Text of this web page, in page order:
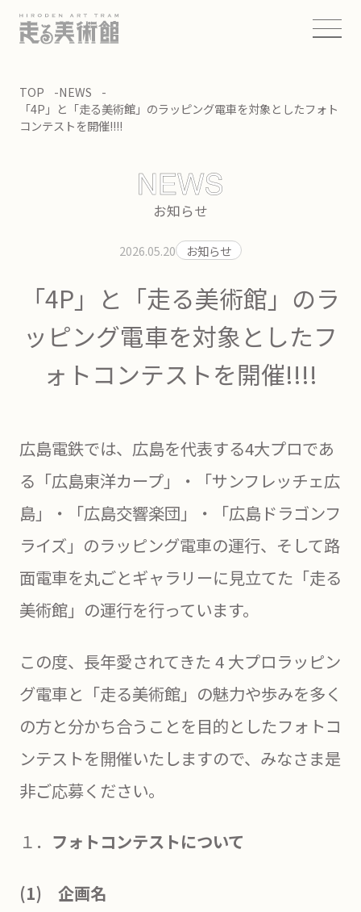
TOP
NEWS
「4P」と「走る美術館」のラッピング電車を対象としたフォト
コンテストを開催!!!!
お知らせ
2026.05.20 お知らせ
「4P」と「走る美術館」のラ
ッピング電車を対象としたフ
ォトコンテストを開催!!!!
広島電鉄では、広島を代表する4大プロであ
る「広島東洋カープ」・「サンフレッチェ広
島」・「広島交響楽団」・「広島ドラゴンフ
ライズ」のラッピング電車の運行、そして路
面電車を丸ごとギャラリーに見立てた「走る
美術館」の運行を行っています。
この度、長年愛されてきた 4 大プロラッピン
グ電車と「走る美術館」の魅力や歩みを多く
の方と分かち合うことを目的としたフォトコ
ンテストを開催いたしますので、みなさま是
非ご応募ください。
１． フォトコンテストについて
(1) 企画名